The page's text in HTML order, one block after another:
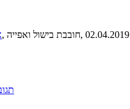
, חובבת בישול ואפייה, 02.04.2019